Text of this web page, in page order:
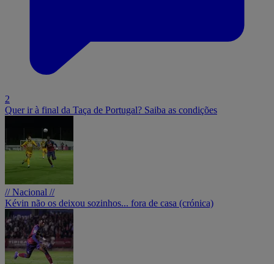
2
Quer ir à final da Taça de Portugal? Saiba as condições
// Nacional //
Kévin não os deixou sozinhos... fora de casa (crónica)